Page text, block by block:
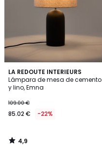
LA REDOUTE INTERIEURS
Lámpara de mesa de cemento
y lino, Emna
109.00 €
85.02 € -22%
4,9
/ 5
4,9
/